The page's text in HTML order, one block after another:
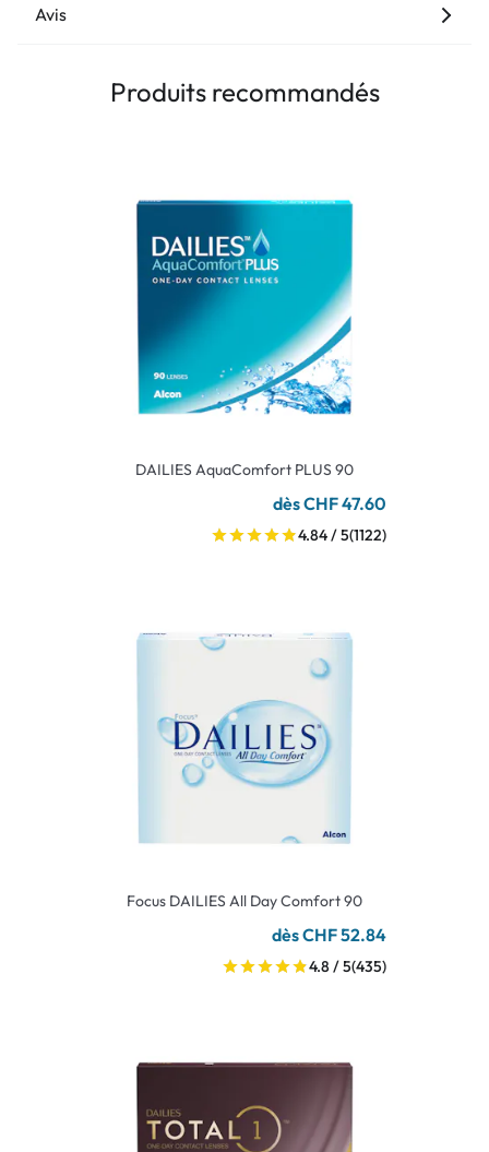
Avis
Produits recommandés
DAILIES AquaComfort PLUS 90
dès CHF 47.60
4.84 / 5(1122)
Focus DAILIES All Day Comfort 90
dès CHF 52.84
4.8 / 5(435)